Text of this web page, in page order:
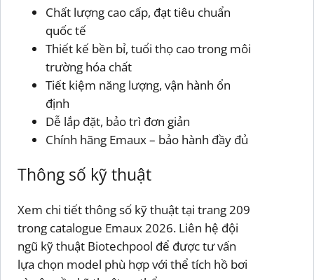
Chất lượng cao cấp, đạt tiêu chuẩn
quốc tế
Thiết kế bền bỉ, tuổi thọ cao trong môi
trường hóa chất
Tiết kiệm năng lượng, vận hành ổn
định
Dễ lắp đặt, bảo trì đơn giản
Chính hãng Emaux – bảo hành đầy đủ
Thông số kỹ thuật
Xem chi tiết thông số kỹ thuật tại trang 209
trong catalogue Emaux 2026. Liên hệ đội
ngũ kỹ thuật Biotechpool để được tư vấn
lựa chọn model phù hợp với thể tích hồ bơi